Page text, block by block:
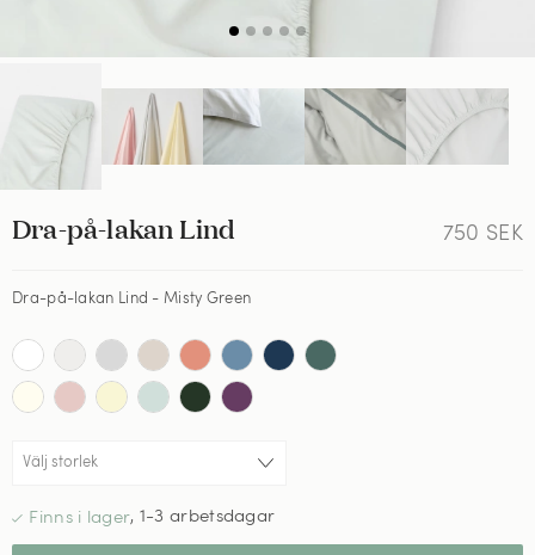
750 SEK
Dra-på-lakan Lind
Dra-på-lakan Lind - Misty Green
, 1-3 arbetsdagar